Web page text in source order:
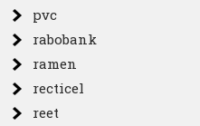
pvc
rabobank
ramen
recticel
reet